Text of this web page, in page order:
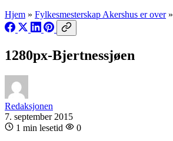
Hjem » Fylkesmesterskap Akershus er over»
1280px-Bjertnessjøen
Redaksjonen
7. september 2015
1 min lesetid
0